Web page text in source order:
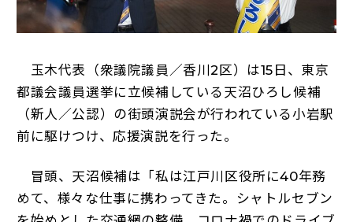
玉木代表（衆議院議員／香川2区）は15日、東京
都議会議員選挙に立候補している天沼ひろし候補
（新人／公認）の街頭演説会が行われている小岩駅
前に駆けつけ、応援演説を行った。
冒頭、天沼候補は「私は江戸川区役所に40年務
めて、様々な仕事に携わってきた。シャトルセブン